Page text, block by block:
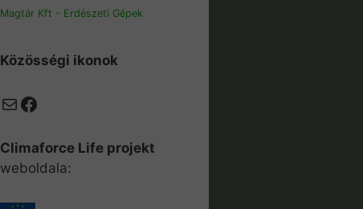
Magtár Kft - Erdészeti Gépek
Közösségi ikonok
MailFacebook
Climaforce Life projekt
weboldala: